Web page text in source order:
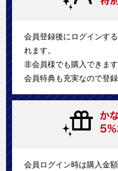
会員登録後にログインす
れます。
非会員様でも購入できま
会員特典も充実なので登
会員ログイン時は購入金